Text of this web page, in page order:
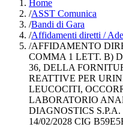
Home
/ASST Comunica
/Bandi di Gara
/Affidamenti diretti /
/AFFIDAMENTO
COMMA 1 LETT. B)
36, DELLA
REATTIVE PER
LEUCOCITI,
LABORATORIO
DIAGNOSTICS
14/02/2028 CIG